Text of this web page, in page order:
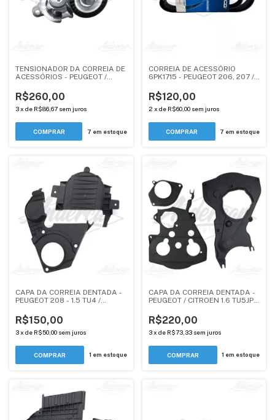
TENSIONADOR DA CORREIA DE
ACESSÓRIOS - PEUGEOT /
96362074 - ANDERCAR
R$260,00
3x de R$86,67 sem juros
7 em estoque
CORREIA DE ACESSÓRIO
6PK1715 - PEUGEOT 206, 207 /
AIRCROSS ***P/ TENSIONADOR
3 FIXAÇÕES***
R$120,00
2 x de R$60,00 sem juros
7 em estoque
CAPA DA CORREIA DENTADA -
PEUGEOT 208 - 1.5 TU4 /
1.5
R$150,00
3x de R$50,00 sem juros
1 em estoque
CAPA DA CORREIA DENTADA -
PEUGEOT / CITROEN 1.6 TU5JP4
R$220,00
3 x de R$73,33 sem juros
1 em estoque